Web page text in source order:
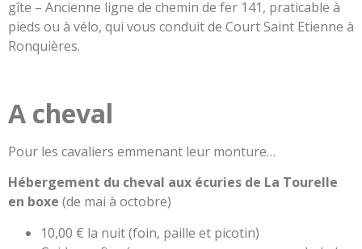
gîte – Ancienne ligne de chemin de fer 141, praticable à
pieds ou à vélo, qui vous conduit de Court Saint Etienne à
Ronquières.
A cheval
Pour les cavaliers emmenant leur monture…
Hébergement du cheval aux écuries de La Tourelle
en boxe (de mai à octobre)
10,00 € la nuit (foin, paille et picotin)